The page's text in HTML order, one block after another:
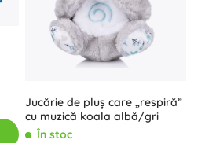
Jucărie de pluș care „respiră”
cu muzică koala albă/gri
În stoc